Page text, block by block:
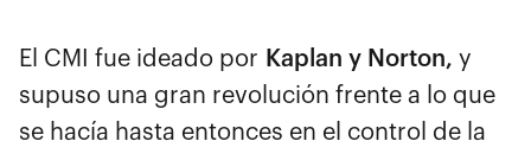
El CMI fue ideado por Kaplan y Norton, y
supuso una gran revolución frente a lo que
se hacía hasta entonces en el control de la